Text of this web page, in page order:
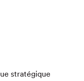
stratégique